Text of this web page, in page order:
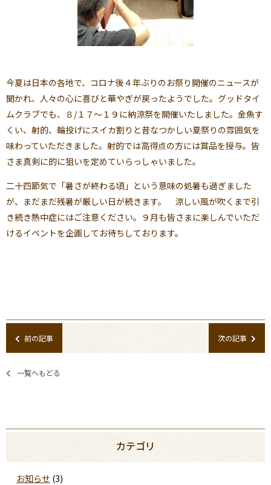
今夏は日本の各地で、コロナ後４年ぶりのお祭り開催のニュースが
聞かれ、人々の心に喜びと華やぎが戻ったようでした。グッドタイ
ムクラブでも、８/１７～１９に納涼祭を開催いたしました。金魚す
くい、射的、輪投げにスイカ割りと昔なつかしい夏祭りの雰囲気を
味わっていただきました。射的では高得点の方には賞品を授与。皆
さま真剣に的に狙いを定めていらっしゃいました。
二十四節気で「暑さが終わる頃」という意味の処暑も過ぎました
が、まだまだ残暑が厳しい日が続きます。 涼しい風が吹くまで引
き続き熱中症にはご注意ください。９月も皆さまに楽しんでいただ
けるイベントを企画してお待ちしております。
前の記事 次の記事
一覧へもどる
カテゴリ
お知らせ (3)